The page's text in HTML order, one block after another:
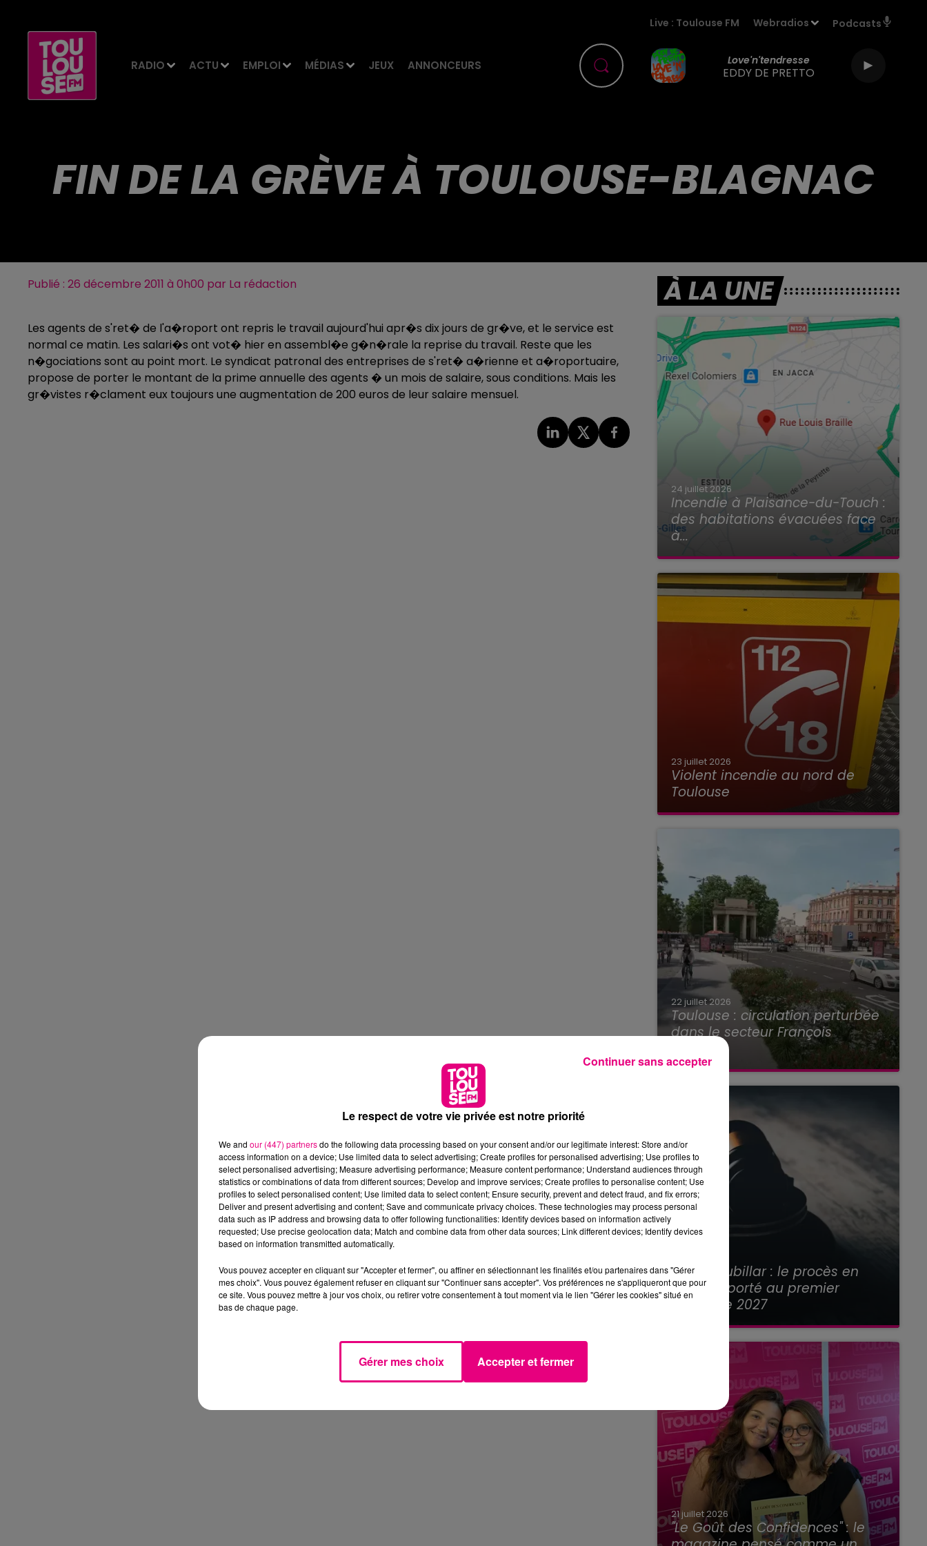
RADIO ACTU EMPLOI MÉDIAS JEUX ANNONCEURS
Live : Toulouse FM Webradios Podcasts
Love'n'tendresse
EDDY DE PRETTO
FIN DE LA GRÈVE À TOULOUSE-BLAGNAC
Publié : 26 décembre 2011 à 0h00 par La rédaction
Les agents de s'ret� de l'a�roport ont repris le travail aujourd'hui apr�s dix jours de gr�ve, et le service est
normal ce matin. Les salari�s ont vot� hier en assembl�e g�n�rale la reprise du travail. Reste que les
n�gociations sont au point mort. Le syndicat patronal des entreprises de s'ret� a�rienne et a�roportuaire,
propose de porter le montant de la prime annuelle des agents � un mois de salaire, sous conditions. Mais les
gr�vistes r�clament eux toujours une augmentation de 200 euros de leur salaire mensuel.
À LA UNE
24 juillet 2026
Incendie à Plaisance-du-Touch :
des habitations évacuées face
à...
23 juillet 2026
Violent incendie au nord de
Toulouse
22 juillet 2026
Toulouse : circulation perturbée
dans le secteur François
Verdier...
Affaire Jubillar : le procès en
appel reporté au premier
semestre 2027
21 juillet 2026
"Le Goût des Confidences" : le
Le respect de votre vie privée est notre priorité
We and our (447) partnersdo the following data processing based on your consent and/or our legitimate interest: Store and/or
access information on a device; Use limited data to select advertising; Create profiles for personalised advertising; Use profiles to
select personalised advertising; Measure advertising performance; Measure content performance; Understand audiences through
statistics or combinations of data from different sources; Develop and improve services; Create profiles to personalise content; Use
profiles to select personalised content; Use limited data to select content; Ensure security, prevent and detect fraud, and fix errors;
Deliver and present advertising and content; Save and communicate privacy choices. These technologies may process personal
data such as IP address and browsing data to offer following functionalities: Identify devices based on information actively
requested; Use precise geolocation data; Match and combine data from other data sources; Link different devices; Identify devices
based on information transmitted automatically.
Vous pouvez accepter en cliquant sur "Accepter et fermer", ou affiner en sélectionnant les finalités et/ou partenaires dans "Gérer
mes choix". Vous pouvez également refuser en cliquant sur "Continuer sans accepter". Vos préférences ne s'appliqueront que pour
ce site. Vous pouvez mettre à jour vos choix, ou retirer votre consentement à tout moment via le lien "Gérer les cookies" situé en
bas de chaque page.
Gérer mes choix Accepter et fermer
Continuer sans accepter